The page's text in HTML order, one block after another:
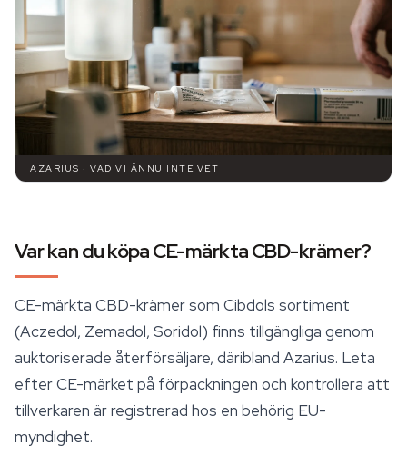
AZARIUS · VAD VI ÄNNU INTE VET
Var kan du köpa CE-märkta CBD-krämer?
CE-märkta CBD-krämer som Cibdols sortiment
(Aczedol, Zemadol, Soridol) finns tillgängliga genom
auktoriserade återförsäljare, däribland Azarius. Leta
efter CE-märket på förpackningen och kontrollera att
tillverkaren är registrerad hos en behörig EU-
myndighet.